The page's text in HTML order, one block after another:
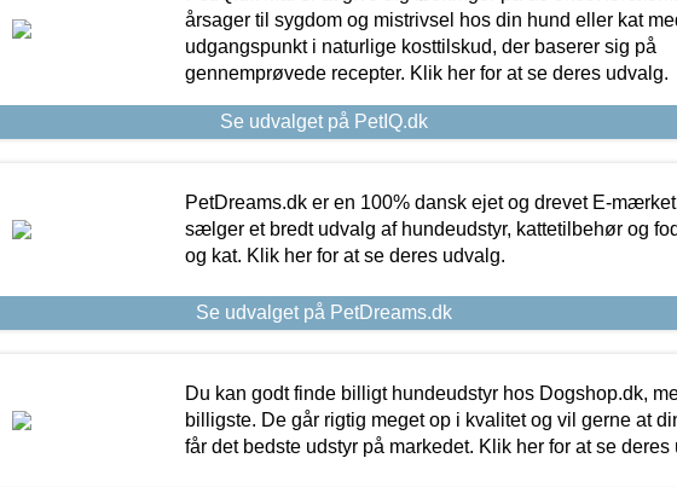
årsager til sygdom og mistrivsel hos din hund eller kat
udgangspunkt i naturlige kosttilskud, der baserer sig på
gennemprøvede recepter. Klik her for at se deres udvalg.
Se udvalget på PetIQ.dk
PetDreams.dk er en 100% dansk ejet og drevet E-
sælger et bredt udvalg af hundeudstyr, kattetilbehør og
og kat. Klik her for at se deres udvalg.
Se udvalget på PetDreams.dk
Du kan godt finde billigt hundeudstyr hos Dogshop.dk,
billigste. De går rigtig meget op i kvalitet og vil gerne at
får det bedste udstyr på markedet. Klik her for at se deres